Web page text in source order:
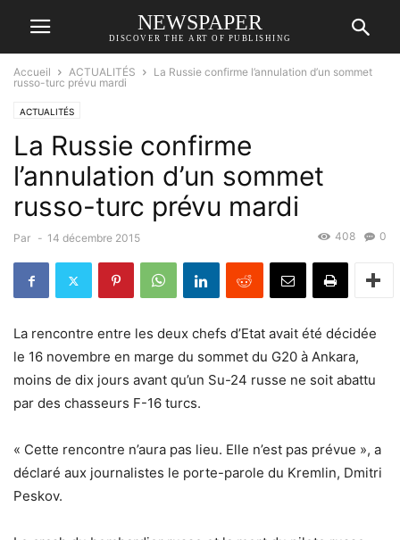
NEWSPAPER
DISCOVER THE ART OF PUBLISHING
Accueil ACTUALITÉS
La Russie confirme l’annulation d’un sommet
russo-turc prévu mardi
ACTUALITÉS
La Russie confirme
l’annulation d’un sommet
russo-turc prévu mardi
Par - 14 décembre 2015 0
408
La rencontre entre les deux chefs d’Etat avait été décidée
le 16 novembre en marge du sommet du G20 à Ankara,
moins de dix jours avant qu’un Su-24 russe ne soit abattu
par des chasseurs F-16 turcs.
« Cette rencontre n’aura pas lieu. Elle n’est pas prévue », a
déclaré aux journalistes le porte-parole du Kremlin, Dmitri
Peskov.